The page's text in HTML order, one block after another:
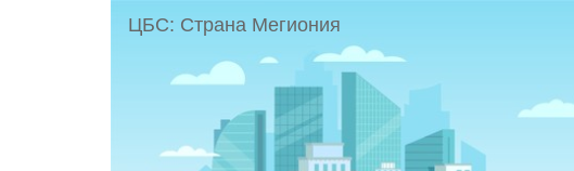
ЦБС: Страна Мегиония